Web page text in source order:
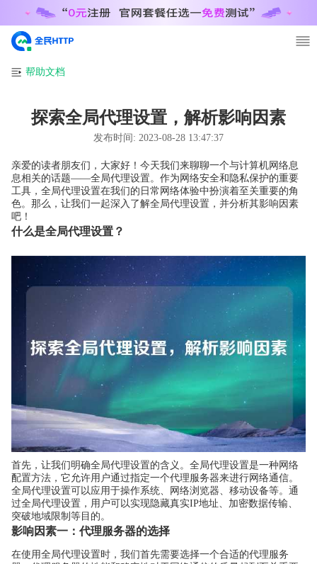
帮助文档
探索全局代理设置，解析影响因素
发布时间: 2023-08-28 13:47:37
亲爱的读者朋友们，大家好！今天我们来聊聊一个与计算机网络息
息相关的话题——全局代理设置。作为网络安全和隐私保护的重要
工具，全局代理设置在我们的日常网络体验中扮演着至关重要的角
色。那么，让我们一起深入了解全局代理设置，并分析其影响因素
吧！
什么是全局代理设置？
首先，让我们明确全局代理设置的含义。全局代理设置是一种网络
配置方法，它允许用户通过指定一个代理服务器来进行网络通信。
全局代理设置可以应用于操作系统、网络浏览器、移动设备等。通
过全局代理设置，用户可以实现隐藏真实IP地址、加密数据传输、
突破地域限制等目的。
影响因素一：代理服务器的选择
在使用全局代理设置时，我们首先需要选择一个合适的代理服务